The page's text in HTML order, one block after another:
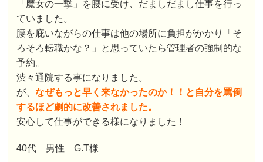
「魔女の一撃」を腰に受け、だましだまし仕事を行っ
ていました。
腰を庇いながらの仕事は他の場所に負担がかかり「そ
ろそろ転職かな？」と思っていたら管理者の強制的な
予約。
渋々通院する事になりました。
が、なぜもっと早く来なかったのか！！と自分を罵倒
するほど劇的に改善されました。
安心して仕事ができる様になりました！
40代 男性 G.T様